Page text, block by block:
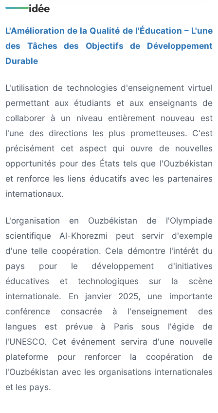
idée
L'Amélioration de la Qualité de l'Éducation – L'une
des Tâches des Objectifs de Développement
Durable
L'utilisation de technologies d'enseignement virtuel
permettant aux étudiants et aux enseignants de
collaborer à un niveau entièrement nouveau est
l'une des directions les plus prometteuses. C'est
précisément cet aspect qui ouvre de nouvelles
opportunités pour des États tels que l'Ouzbékistan
et renforce les liens éducatifs avec les partenaires
internationaux.
L'organisation en Ouzbékistan de l'Olympiade
scientifique Al-Khorezmi peut servir d'exemple
d'une telle coopération. Cela démontre l'intérêt du
pays pour le développement d'initiatives
éducatives et technologiques sur la scène
internationale. En janvier 2025, une importante
conférence consacrée à l'enseignement des
langues est prévue à Paris sous l'égide de
l'UNESCO. Cet événement servira d'une nouvelle
plateforme pour renforcer la coopération de
l'Ouzbékistan avec les organisations internationales
et les pays.